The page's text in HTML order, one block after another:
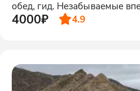
обед, гид. Незабываемые
4000₽ 4.9